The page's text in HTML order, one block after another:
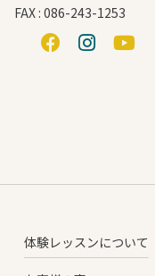
FAX : 086-243-1253
体験レッスンについて